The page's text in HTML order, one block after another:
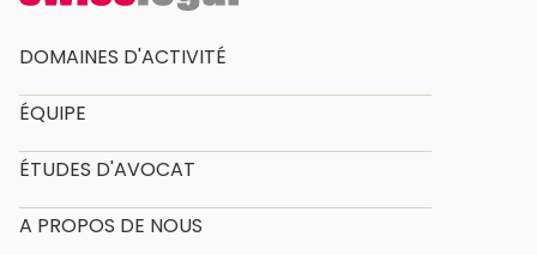
DOMAINES D'ACTIVITÉ
ÉQUIPE
ÉTUDES D'AVOCAT
A PROPOS DE NOUS